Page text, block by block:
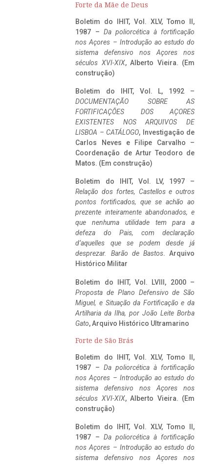
Forte da Mãe de Deus
Boletim do IHIT, Vol. XLV, Tomo II,
1987 – Da poliorcética à fortificação
nos Açores – Introdução ao estudo do
sistema defensivo nos Açores nos
séculos XVI-XIX, Alberto Vieira. (Em
construção)
Boletim do IHIT, Vol. L, 1992 –
DOCUMENTAÇÃO SOBRE AS
FORTIFICAÇÕES DOS AÇORES
EXISTENTES NOS ARQUIVOS DE
LISBOA – CATÁLOGO, Investigação de
Carlos Neves e Filipe Carvalho –
Coordenação de Artur Teodoro de
Matos. (Em construção)
Boletim do IHIT, Vol. LV, 1997 –
Relação dos fortes, Castellos e outros
pontos fortificados, que se achão ao
prezente inteiramente abandonados, e
que nenhuma utilidade tem para a
defeza do Pais, com declaração
d’aquelles que se podem desde já
desprezar. Barão de Bastos. Arquivo
Histórico Militar
Boletim do IHIT, Vol. LVIII, 2000 –
Proposta de Plano Defensivo de São
Miguel, e Situação da Fortificação e da
Artilharia da Ilha, por João Leite Borba
Gato, Arquivo Histórico Ultramarino
Forte de São Brás
Boletim do IHIT, Vol. XLV, Tomo II,
1987 – Da poliorcética à fortificação
nos Açores – Introdução ao estudo do
sistema defensivo nos Açores nos
séculos XVI-XIX, Alberto Vieira. (Em
construção)
Boletim do IHIT, Vol. XLV, Tomo II,
1987 – Da poliorcética à fortificação
nos Açores – Introdução ao estudo do
sistema defensivo nos Açores nos